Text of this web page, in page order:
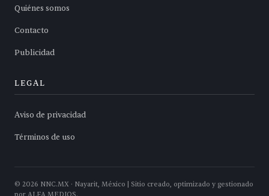
Quiénes somos
Contacto
Publicidad
LEGAL
Aviso de privacidad
Términos de uso
© 2026 NNC.MX · Nayarit, México | Sitio creado, optimizado y gestionado